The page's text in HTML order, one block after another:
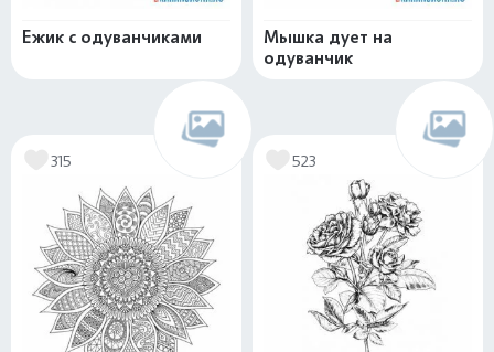
Ежик с одуванчиками
Мышка дует на
одуванчик
315 523